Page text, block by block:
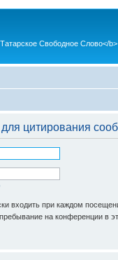
Свободное Слово</b>
цитирования
входить при каждом
на конференции в